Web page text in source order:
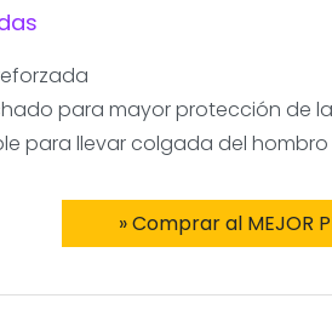
para mayor protección de
para llevar colgada del hombro
» Comprar al MEJOR